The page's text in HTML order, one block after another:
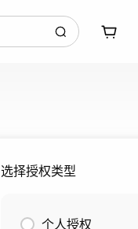
选择授权类型
个人授权